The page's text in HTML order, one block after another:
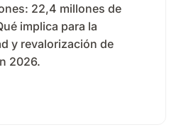
22,4 millones de
implica para la
y revalorización de
2026.